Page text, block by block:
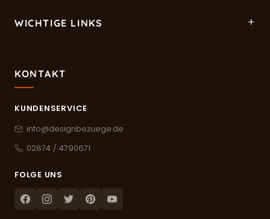
WICHTIGE LINKS
KONTAKT
KUNDENSERVICE
info@designbezuege.de
02874 / 4790671
FOLGE UNS
FacebookInstagram
TwitterPinterestYoutube